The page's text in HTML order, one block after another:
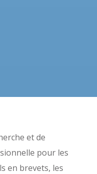
et de
pour les
en brevets, les